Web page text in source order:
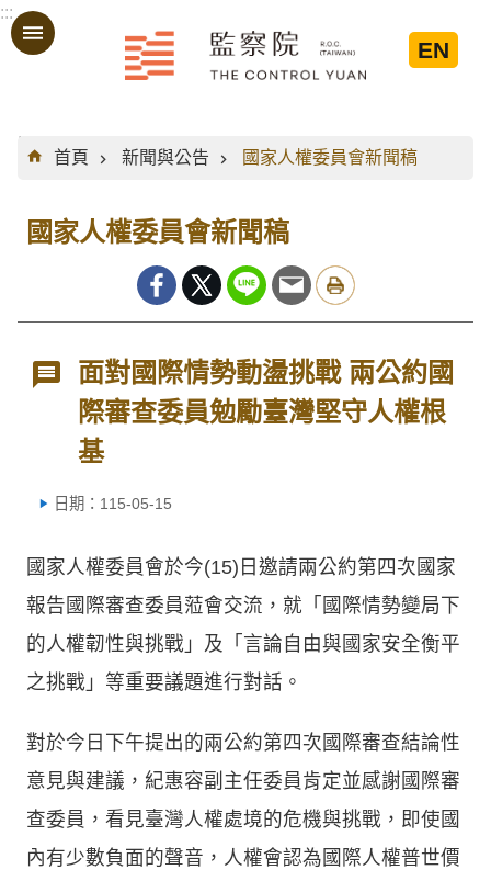
跳到主要內容區塊
:::
EN
:::
首頁
新聞與公告 國家人權委員會新聞稿
國家人權委員會新聞稿
面對國際情勢動盪挑戰 兩公約國
際審查委員勉勵臺灣堅守人權根
基
日期：115-05-15
國家人權委員會於今(15)日邀請兩公約第四次國家
報告國際審查委員蒞會交流，就「國際情勢變局下
的人權韌性與挑戰」及「言論自由與國家安全衡平
之挑戰」等重要議題進行對話。
對於今日下午提出的兩公約第四次國際審查結論性
意見與建議，紀惠容副主任委員肯定並感謝國際審
查委員，看見臺灣人權處境的危機與挑戰，即使國
內有少數負面的聲音，人權會認為國際人權普世價